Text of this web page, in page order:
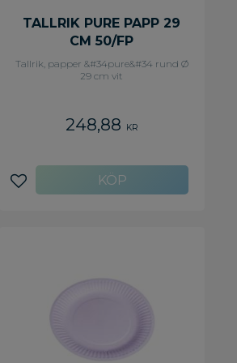
TALLRIK PURE PAPP 29
CM 50/FP
Tallrik, papper &#34pure&#34 rund Ø
29 cm vit
248,88 KR
Lägg till i favoriter